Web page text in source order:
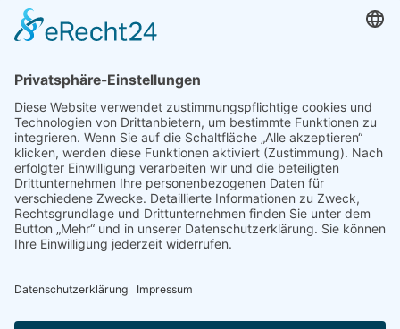
Konto
Merkzettel
Vertrag widerrufen
Informationen
Impressum & Disclaimer
AGB und Widerrufsrecht
Verpackung und Versand